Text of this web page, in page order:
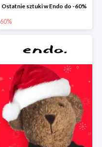
Ostatnie sztuki w Endo do -60%
60%